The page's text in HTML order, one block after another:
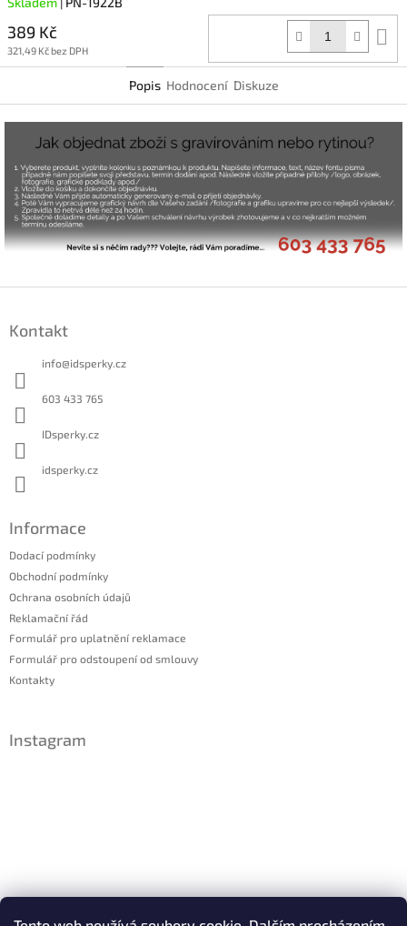
389 Kč
321,49 Kč bez DPH
Popis Hodnocení Diskuze
Kontakt
info@idsperky.cz
603 433 765
IDsperky.cz
idsperky.cz
Informace
Dodací podmínky
Obchodní podmínky
Ochrana osobních údajů
Reklamační řád
Formulář pro uplatnění reklamace
Formulář pro odstoupení od smlouvy
Kontakty
Instagram
Sledovat na Instagramu